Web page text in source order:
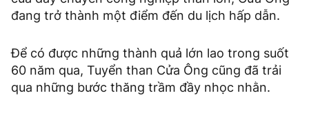
đang trở thành một điểm đến du lịch hấp dẫn.
Để có được những thành quả lớn lao trong suốt
60 năm qua, Tuyển than Cửa Ông cũng đã trải
qua những bước thăng trầm đầy nhọc nhằn.